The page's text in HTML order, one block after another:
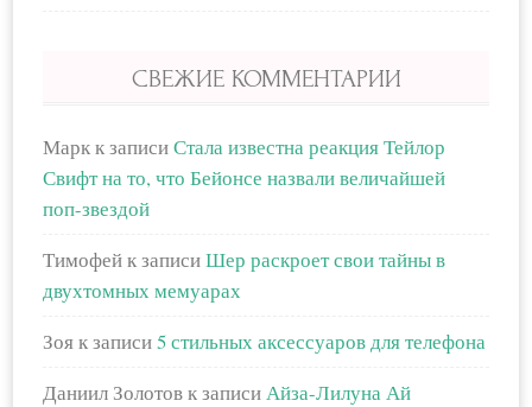
СВЕЖИЕ КОММЕНТАРИИ
Маркк записиСтала известна реакция Тейлор
Свифт на то, что Бейонсе назвали величайшей
поп-звездой
Тимофейк записиШер раскроет свои тайны в
двухтомных мемуарах
Зояк записи5 стильных аксессуаров для телефона
Даниил Золотовк записиАйза-Лилуна Ай